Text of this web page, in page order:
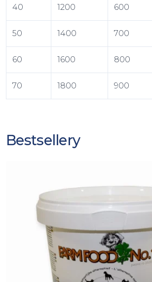
40 1200 600
50 1400 700
60 1600 800
70 1800 900
Bestsellery